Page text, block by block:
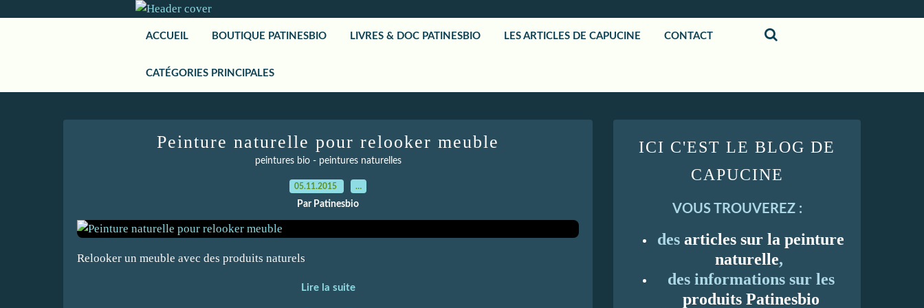
ACCUEIL BOUTIQUE PATINESBIO LIVRES & DOC PATINESBIO LES ARTICLES DE CAPUCINE CONTACT
CATÉGORIES PRINCIPALES
Peinture naturelle pour relooker meuble
peintures bio - peintures naturelles
05.11.2015 …
Par Patinesbio
Relooker un meuble avec des produits naturels
Lire la suite
ICI C'EST LE BLOG DE
CAPUCINE
VOUS TROUVEREZ :
des articles sur la peinture
naturelle,
des informations sur les
produits Patinesbio